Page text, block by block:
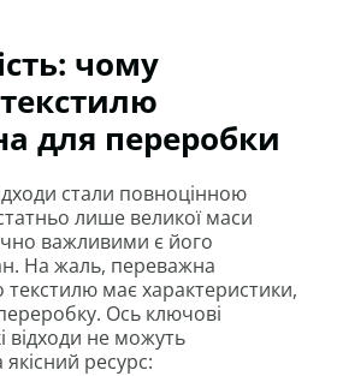
чому
для переробки
стали повноцінною
лише великої маси
важливими є його
На жаль, переважна
текстилю має характеристики,
Ось ключові
відходи не можуть
ресурс: